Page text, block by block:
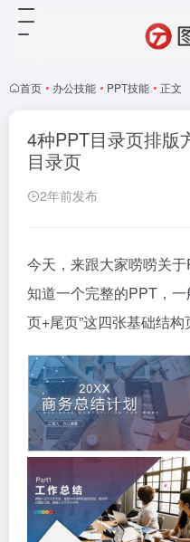
首页 • 办公技能 • PPT技能 • 正文
4种PPT目录页排版
目录页
2年前发布
今天，来跟大家唠唠关于
知道一个完整的PPT，
页+尾页”这四张基础结构